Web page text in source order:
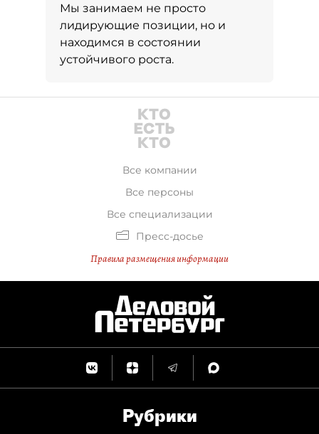
Мы занимаем не просто
лидирующие позиции, но и
находимся в состоянии
устойчивого роста.
Все компании
Все персоны
Все специализации
Пресс-досье
Правила размещения информации
Рубрики